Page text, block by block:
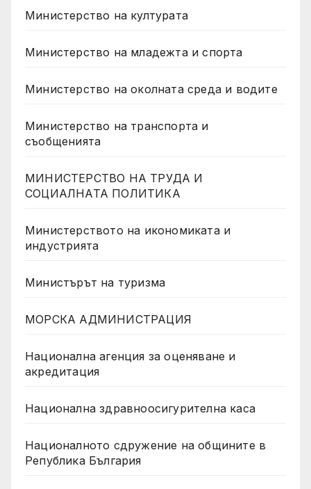
Министерство на културата
Министерство на младежта и спорта
Министерство на околната среда и водите
Министерство на транспорта и
съобщенията
МИНИСТЕРСТВО НА ТРУДА И
СОЦИАЛНАТА ПОЛИТИКА
Министерството на икономиката и
индустрията
Министърът на туризма
МОРСКА АДМИНИСТРАЦИЯ
Национална агенция за оценяване и
акредитация
Национална здравноосигурителна каса
Националното сдружение на общините в
Република България